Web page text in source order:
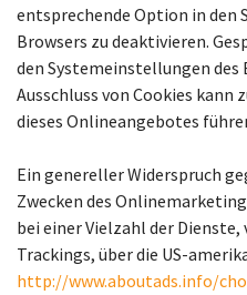
entsprechende Option in den
Browsers zu deaktivieren.
den Systemeinstellungen des
Ausschluss von Cookies kann
dieses Onlineangebotes
Ein genereller Widerspruch
Zwecken des
bei einer Vielzahl der
Trackings, über die US-
http://www.aboutads.info/